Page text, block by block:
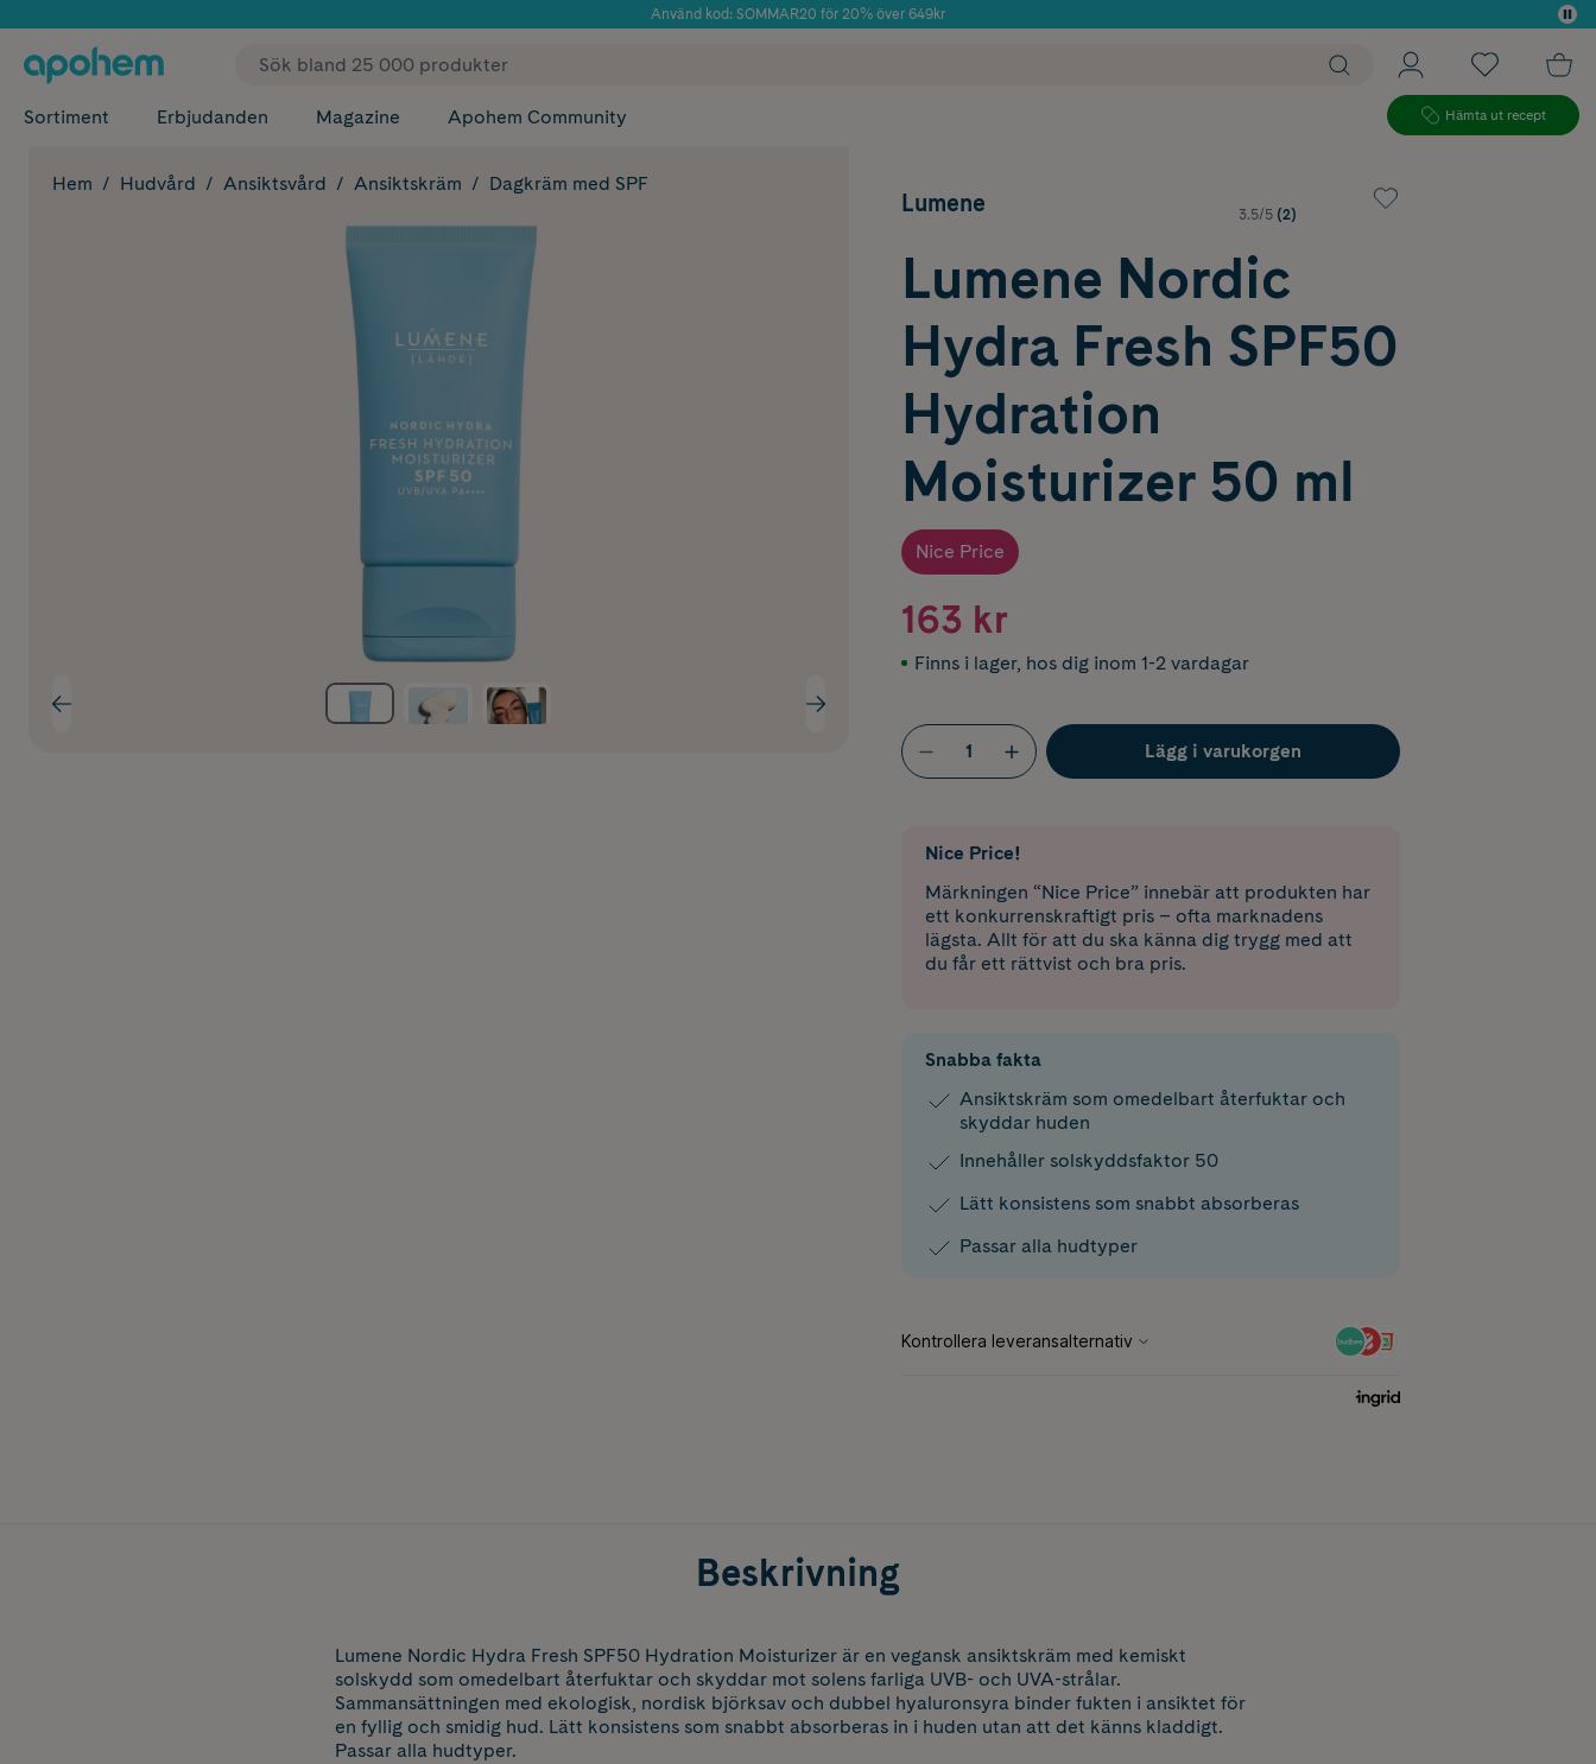
Använd kod: SOMMAR20 för 20% över 649kr
✓ Fri frakt
Sortiment Erbjudanden Magazine Apohem Community Hämta ut recept
Hem Hudvård Ansiktsvård Ansiktskräm Dagkräm med SPF
Lumene 3.5/5 (2)
Lumene Nordic
Hydra Fresh SPF50
Hydration
Moisturizer 50 ml
Nice Price
163 kr
Finns i lager, hos dig inom 1-2 vardagar
Lägg i varukorgen
Nice Price!
Märkningen “Nice Price” innebär att produkten har
ett konkurrenskraftigt pris – ofta marknadens
lägsta. Allt för att du ska känna dig trygg med att
du får ett rättvist och bra pris.
Snabba fakta
Ansiktskräm som omedelbart återfuktar och
skyddar huden
Innehåller solskyddsfaktor 50
Lätt konsistens som snabbt absorberas
Passar alla hudtyper
Beskrivning
Lumene Nordic Hydra Fresh SPF50 Hydration Moisturizer är en vegansk ansiktskräm med kemiskt
solskydd som omedelbart återfuktar och skyddar mot solens farliga UVB- och UVA-strålar.
Sammansättningen med ekologisk, nordisk björksav och dubbel hyaluronsyra binder fukten i ansiktet för
en fyllig och smidig hud. Lätt konsistens som snabbt absorberas in i huden utan att det känns kladdigt.
Passar alla hudtyper.